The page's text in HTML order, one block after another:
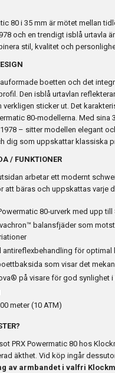
80 i 35 mm är mötet mellan
och en trendigt isblå urtavla
stil, kvalitet och
boetten och det
Den isblå urtavlan
verkligen sticker ut. Det
80‑modellerna. Med
– sitter modellen elegant
dig som uppskattar klassiska
/ FUNKTIONER
arbetar ett modernt
att bäras och uppskattas varje
80‑urverk med upp
balansfjäder som
antireflexbehandling för optimal
som visar det
på visare för god synlighet i
meter (10 ATM)
PRX Powermatic 80 hos
äkthet. Vid köp ingår
av armbandet i valfri